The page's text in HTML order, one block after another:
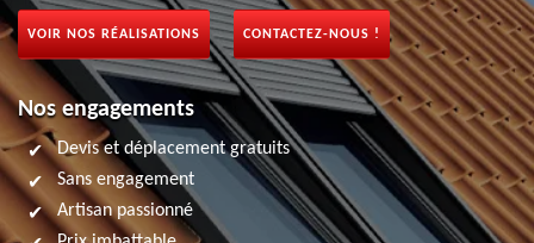
VOIR NOS RÉALISATIONS CONTACTEZ-NOUS !
Nos engagements
Devis et déplacement gratuits
Sans engagement
Artisan passionné